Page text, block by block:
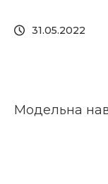
31.05.2022
Модельна